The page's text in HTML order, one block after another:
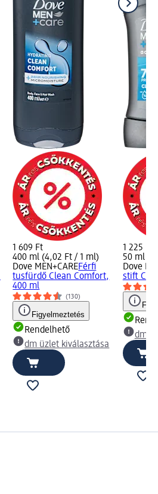
1 609 Ft
400 ml (4,02 Ft / 1 ml)
Dove MEN+CAREFérfi
tusfürdő Clean Comfort,
400 ml
(130)
Figyelmeztetés
Rendelhető
dm üzlet kiválasztása
1 225 Ft
50 ml
Dove
stift
dm